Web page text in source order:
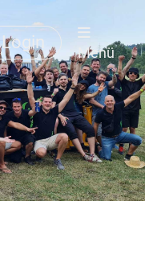
Login
Menü